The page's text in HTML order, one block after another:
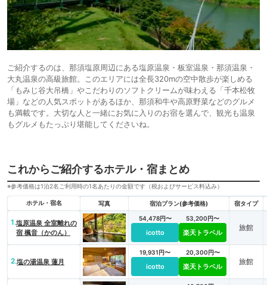
ご紹介するのは、那須塩原周辺にある塩原温泉・板室温泉・那須温泉・
大丸温泉の高級旅館。このエリアには全長320mの空中散歩が楽しめる
「もみじ谷大吊橋」やこだわりのソフトクリームが味わえる「千本松牧
場」などの人気スポットがあるほか、那須和牛や高原野菜などのグルメ
も満載です。大切な人と一緒にお気に入りのお宿を選んで、観光も温泉
もグルメもたっぷり堪能してくださいね。
これからご紹介するホテル・宿まとめ
※参考価格は1泊2名ご利用時の1名あたりの金額です（税およびサービス料込み）
ホテル・宿名 写真 宿泊プラン(参考価格) 宿タイプ
1.塩原温泉 全室離れの
宿 楓音（かのん）
54,478円〜
icotto
53,200円〜
楽天トラベル
旅館
2.塩の湯温泉 蓮月
19,931円〜
icotto
20,300円〜
楽天トラベル
旅館